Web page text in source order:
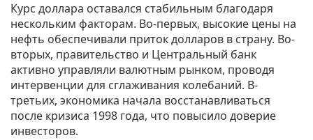
Курс доллара оставался стабильным благодаря
нескольким факторам. Во-первых, высокие цены на
нефть обеспечивали приток долларов в страну. Во-
вторых, правительство и Центральный банк
активно управляли валютным рынком, проводя
интервенции для сглаживания колебаний. В-
третьих, экономика начала восстанавливаться
после кризиса 1998 года, что повысило доверие
инвесторов.